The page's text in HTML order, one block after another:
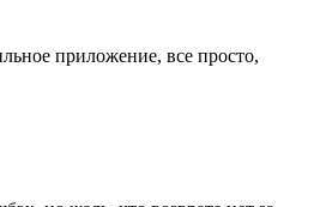
приложение, все просто,